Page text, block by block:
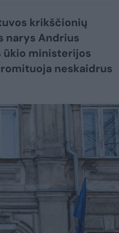
krikščionių
narys Andrius
ūkio ministerijos
neskaidrus